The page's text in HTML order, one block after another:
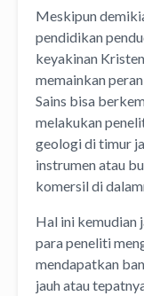
Meskipun
pendidikan
keyakinan
memainkan
Sains bisa
melakukan
geologi di timur
instrumen atau
komersil di
Hal ini kemudian
para peneliti
mendapatkan
jauh atau